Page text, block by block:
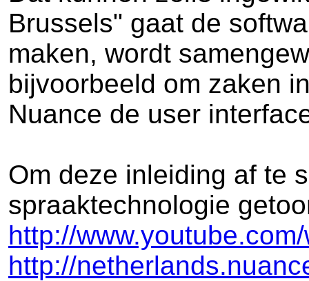
Brussels" gaat de
maken, wordt
bijvoorbeeld om zaken
Nuance de user
Om deze inleiding af te
spraaktechnologie
http://
http://